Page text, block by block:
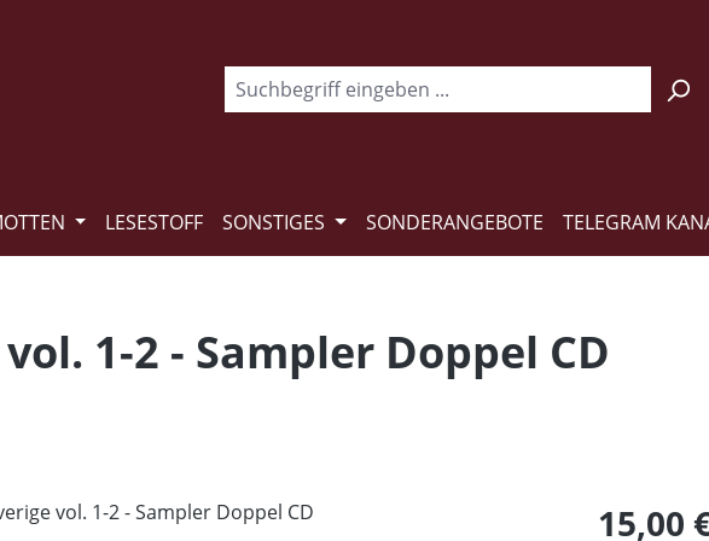
LESESTOFF SONSTIGES SONDERANGEBOTE TELEGRAM
1-2 - Sampler Doppel CD
Regulärer
15,00